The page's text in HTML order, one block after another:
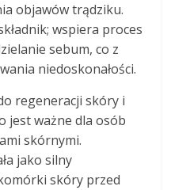
objawów trądziku.
wspiera proces
sebum, co z
niedoskonałości.
regeneracji skóry i
jest ważne dla osób
skórnymi.
jako silny
skóry przed